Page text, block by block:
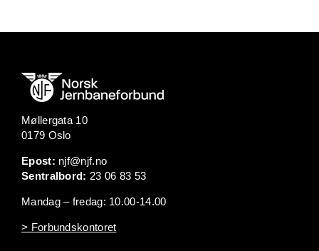
Møllergata 10
0179 Oslo
Epost: njf@njf.no
Sentralbord: 23 06 83 53
Mandag – fredag: 10.00-14.00
> Forbundskontoret